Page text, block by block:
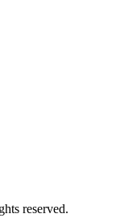
reserved.